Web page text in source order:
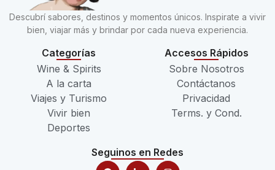
Descubrí sabores, destinos y momentos únicos. Inspirate a vivir
bien, viajar más y brindar por cada nueva experiencia.
Categorías
Wine & Spirits
A la carta
Viajes y Turismo
Vivir bien
Deportes
Accesos Rápidos
Sobre Nosotros
Contáctanos
Privacidad
Terms. y Cond.
Seguinos en Redes